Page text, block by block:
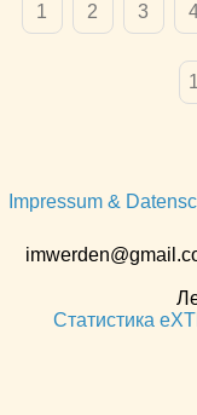
1 2 3
Impressum &
Статистика